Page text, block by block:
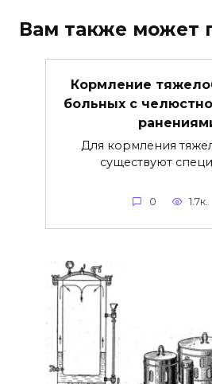
Вам также может
Кормление
больных с
Для кормления
существуют
0 1.7к.